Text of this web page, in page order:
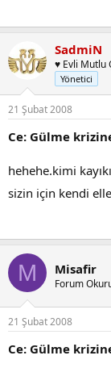
SadmiN
♥ Evli Mutlu
Yönetici
21 Şubat 2008
Ce: Gülme
hehehe.kimi
sizin için kendi
M Misafir
Forum
21 Şubat 2008
Ce: Gülme